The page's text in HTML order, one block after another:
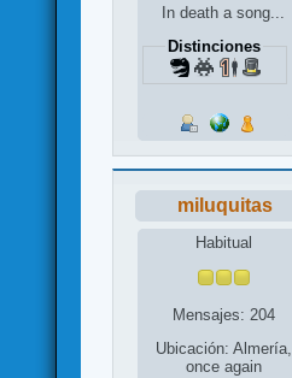
In death a song...
Distinciones
miluquitas
Habitual
Mensajes: 204
Ubicación: Almería,
once again